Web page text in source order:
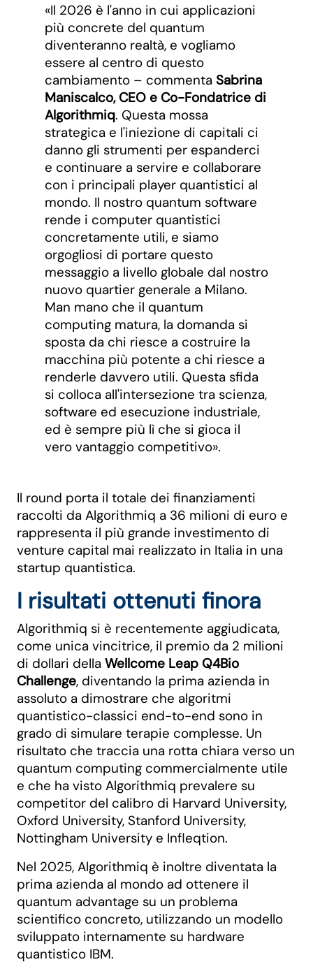
«Il 2026 è l'anno in cui applicazioni
più concrete del quantum
diventeranno realtà, e vogliamo
essere al centro di questo
cambiamento – commenta Sabrina
Maniscalco, CEO e Co-Fondatrice di
Algorithmiq. Questa mossa
strategica e l'iniezione di capitali ci
danno gli strumenti per espanderci
e continuare a servire e collaborare
con i principali player quantistici al
mondo. Il nostro quantum software
rende i computer quantistici
concretamente utili, e siamo
orgogliosi di portare questo
messaggio a livello globale dal nostro
nuovo quartier generale a Milano.
Man mano che il quantum
computing matura, la domanda si
sposta da chi riesce a costruire la
macchina più potente a chi riesce a
renderle davvero utili. Questa sfida
si colloca all'intersezione tra scienza,
software ed esecuzione industriale,
ed è sempre più lì che si gioca il
vero vantaggio competitivo».
Il round porta il totale dei finanziamenti
raccolti da Algorithmiq a 36 milioni di euro e
rappresenta il più grande investimento di
venture capital mai realizzato in Italia in una
startup quantistica.
I risultati ottenuti finora
Algorithmiq si è recentemente aggiudicata,
come unica vincitrice, il premio da 2 milioni
di dollari della Wellcome Leap Q4Bio
Challenge, diventando la prima azienda in
assoluto a dimostrare che algoritmi
quantistico-classici end-to-end sono in
grado di simulare terapie complesse. Un
risultato che traccia una rotta chiara verso un
quantum computing commercialmente utile
e che ha visto Algorithmiq prevalere su
competitor del calibro di Harvard University,
Oxford University, Stanford University,
Nottingham University e Infleqtion.
Nel 2025, Algorithmiq è inoltre diventata la
prima azienda al mondo ad ottenere il
quantum advantage su un problema
scientifico concreto, utilizzando un modello
sviluppato internamente su hardware
quantistico IBM.